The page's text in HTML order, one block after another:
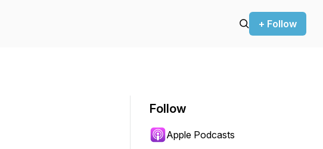
+ Follow
Follow
Apple Podcasts